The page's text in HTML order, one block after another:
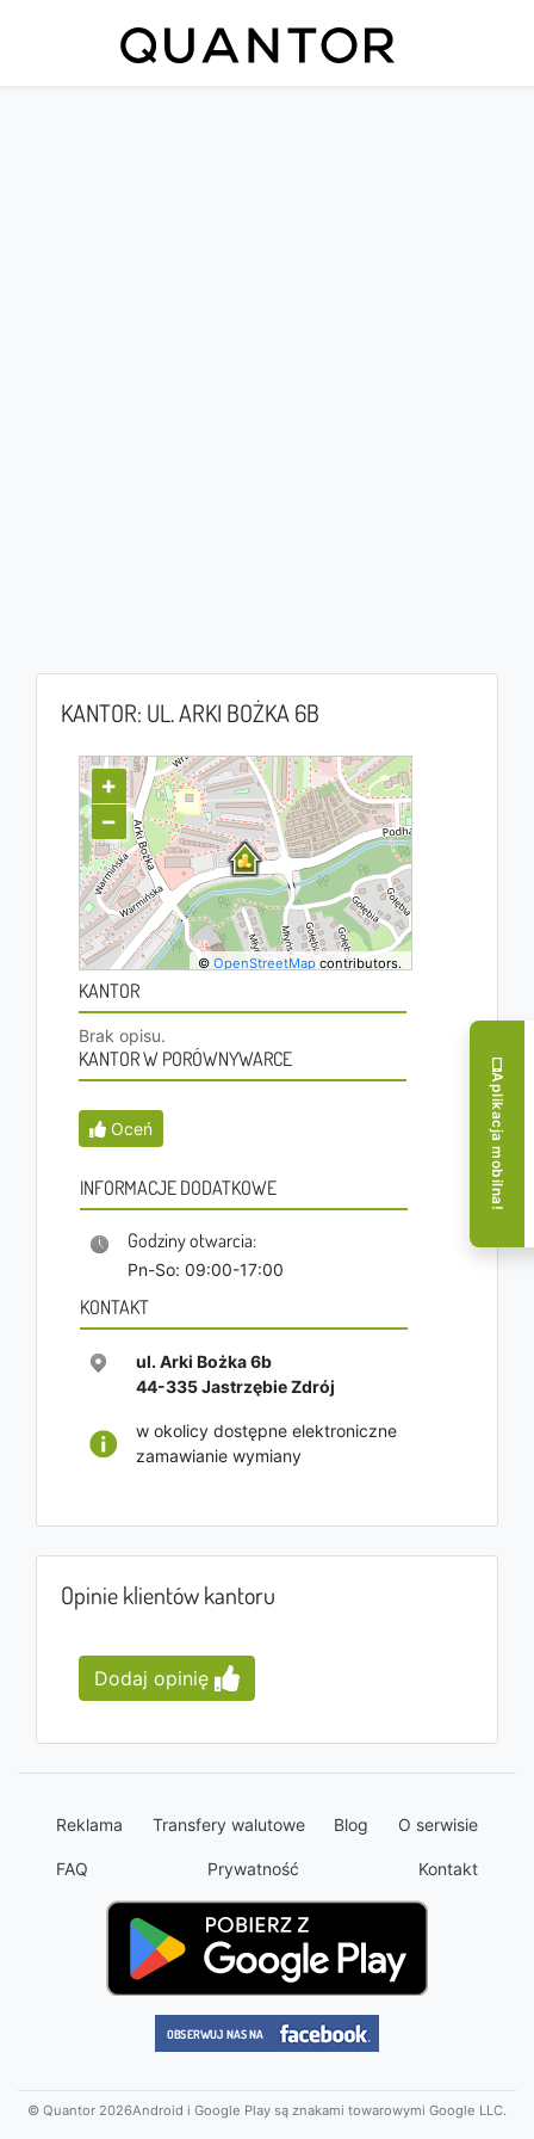
KANTOR: UL. ARKI BOŻKA 6B
+
−
©OpenStreetMap contributors.
KANTOR
Brak opisu.
KANTOR W PORÓWNYWARCE
Oceń
INFORMACJE DODATKOWE
Godziny otwarcia:
Pn-So: 09:00-17:00
KONTAKT
ul. Arki Bożka 6b
44-335Jastrzębie Zdrój
w okolicy dostępne elektroniczne
zamawianie wymiany
Opinie klientów kantoru
Dodaj opinię
Reklama Transfery walutowe Blog O serwisie
FAQ Prywatność Kontakt
© Quantor 2026Android i Google Play są znakami towarowymi Google LLC.
Aplikacja mobilna!